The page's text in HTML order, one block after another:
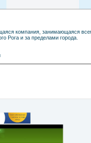
компания, занимающаяся
Рога и за пределами города.